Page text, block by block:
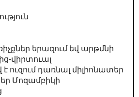
երազում եվ արթմնի
վիրտուալ
ուզում դառնալ միլիոնատեր
Մոզամբիկի